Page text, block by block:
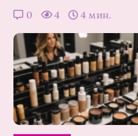
0 4 4 мин.